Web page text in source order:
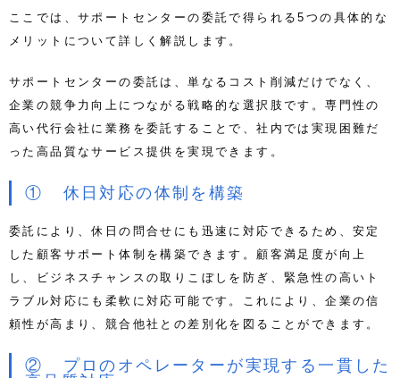
ここでは、サポートセンターの委託で得られる5つの具体的な
メリットについて詳しく解説します。
サポートセンターの委託は、単なるコスト削減だけでなく、
企業の競争力向上につながる戦略的な選択肢です。専門性の
高い代行会社に業務を委託することで、社内では実現困難だ
った高品質なサービス提供を実現できます。
① 休日対応の体制を構築
委託により、休日の問合せにも迅速に対応できるため、安定
した顧客サポート体制を構築できます。顧客満足度が向上
し、ビジネスチャンスの取りこぼしを防ぎ、緊急性の高いト
ラブル対応にも柔軟に対応可能です。これにより、企業の信
頼性が高まり、競合他社との差別化を図ることができます。
② プロのオペレーターが実現する一貫した